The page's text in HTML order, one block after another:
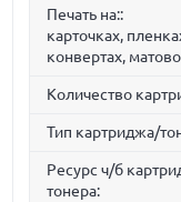
Печать на::
карточках,
конвертах,
Количество
Тип картриджа/
Ресурс ч/б
тонера: